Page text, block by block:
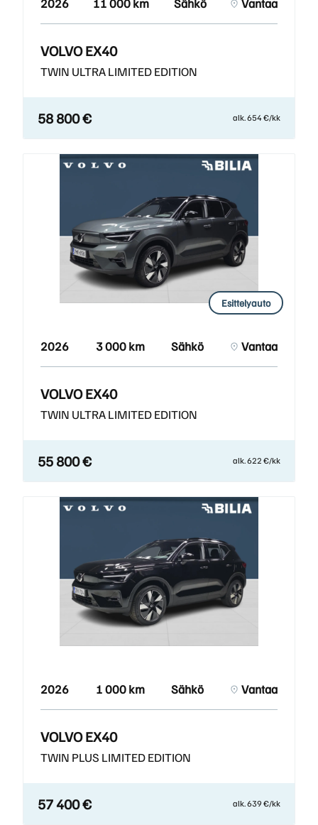
2026 11 000 km Sähkö Vantaa
VOLVO EX40
TWIN ULTRA LIMITED EDITION
58 800 € alk. 654 €/kk
Esittelyauto
2026 3 000 km Sähkö Vantaa
VOLVO EX40
TWIN ULTRA LIMITED EDITION
55 800 € alk. 622 €/kk
2026 1 000 km Sähkö Vantaa
VOLVO EX40
TWIN PLUS LIMITED EDITION
57 400 € alk. 639 €/kk